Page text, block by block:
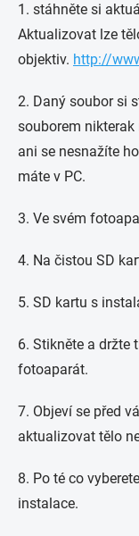
1. stáhněte si
Aktualizovat lze
objektiv. http://
2. Daný soubor si
souborem
ani se nesnažíte
máte v PC.
3. Ve svém
4. Na čistou SD
5. SD kartu s
6. Stikněte a držte
fotoaparát.
7. Objeví se před
aktualizovat tělo
8. Po té co
instalace.